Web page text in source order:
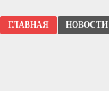
ГЛАВНАЯ НОВОСТИ